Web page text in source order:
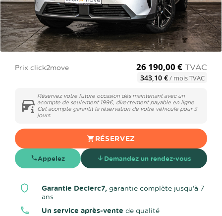
Prix click2move 26 190,00 € TVAC
343,10 €/ mois TVAC
Réservez votre future occasion dès maintenant avec un
acompte de seulement 199€, directement payable en ligne.
Cet acompte garantit la réservation de votre véhicule pour 3
jours.
RÉSERVEZ
Appelez Demandez un rendez-vous
Garantie Declerc7, garantie complète jusqu'à 7
ans
Un service après-vente de qualité